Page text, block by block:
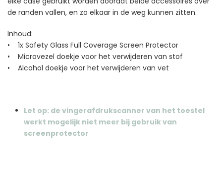
de randen vallen, en zo elkaar in de weg kunnen zitten.
Inhoud:
• 1x Safety Glass Full Coverage Screen Protector
• Microvezel doekje voor het verwijderen van stof
• Alcohol doekje voor het verwijderen van vet
Let op: de vingerafdrukscanner van het toestel
werkt mogelijk niet meer bij gebruik van
screenprotector